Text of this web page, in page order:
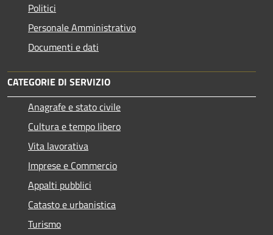
Politici
Personale Amministrativo
Documenti e dati
CATEGORIE DI SERVIZIO
Anagrafe e stato civile
Cultura e tempo libero
Vita lavorativa
Imprese e Commercio
Appalti pubblici
Catasto e urbanistica
Turismo